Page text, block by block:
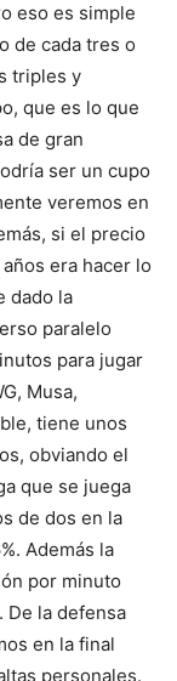
eso es simple
de cada tres o
triples y
que es lo que
de gran
ser un cupo
veremos en
si el precio
era hacer lo
dado la
paralelo
para jugar
Musa,
tiene unos
obviando el
que se juega
de dos en la
Además la
por minuto
De la defensa
en la final
personales.